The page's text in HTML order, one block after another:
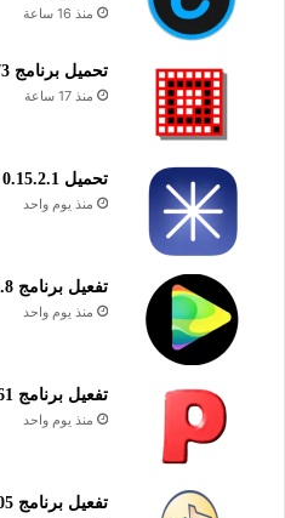
منذ 16 ساعة
تحميل برنامج Q-Dir 12.73
منذ 17 ساعة
تحميل Helium Browser 0.15.2.1
منذ يوم واحد
تفعيل برنامج PlayerFab 7.0.5.8
منذ يوم واحد
تفعيل برنامج pdfMachine Ultimate 20.61
منذ يوم واحد
تفعيل برنامج WinCatalog 2026.3.1.805